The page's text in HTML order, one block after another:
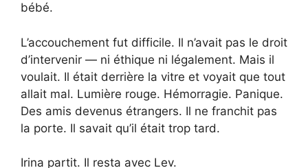
bébé.
L’accouchement fut difficile. Il n’avait pas le droit
d’intervenir — ni éthique ni légalement. Mais il
voulait. Il était derrière la vitre et voyait que tout
allait mal. Lumière rouge. Hémorragie. Panique.
Des amis devenus étrangers. Il ne franchit pas
la porte. Il savait qu’il était trop tard.
Irina partit. Il resta avec Lev.